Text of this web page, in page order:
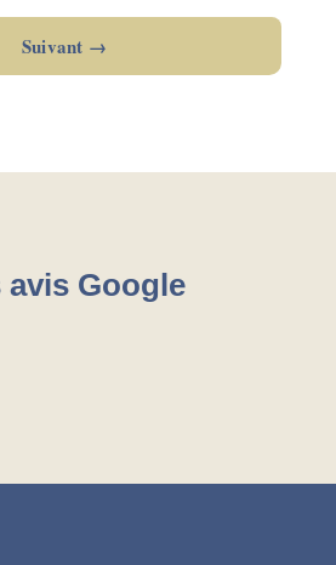
Suivant →
avis Google